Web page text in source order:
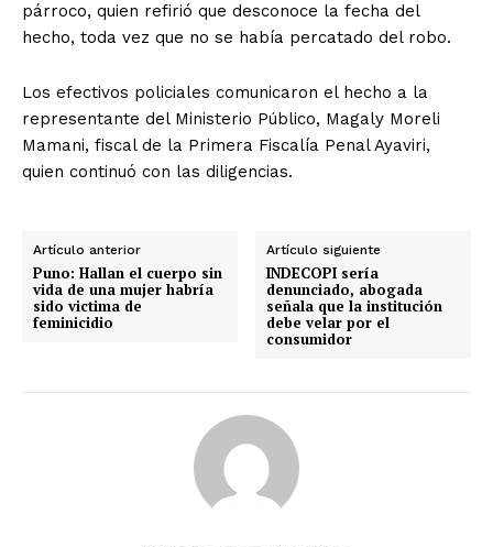
párroco, quien refirió que desconoce la fecha del
hecho, toda vez que no se había percatado del robo.
Los efectivos policiales comunicaron el hecho a la
representante del Ministerio Público, Magaly Moreli
Mamani, fiscal de la Primera Fiscalía Penal Ayaviri,
quien continuó con las diligencias.
Artículo anterior
Puno: Hallan el cuerpo sin
vida de una mujer habría
sido victima de
feminicidio
Artículo siguiente
INDECOPI sería
denunciado, abogada
señala que la institución
debe velar por el
consumidor